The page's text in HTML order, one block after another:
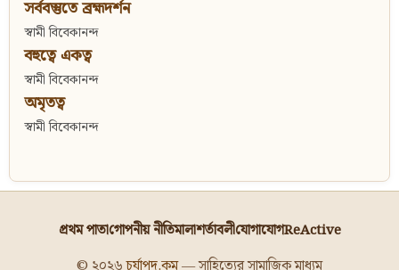
সর্ববস্তুতে ব্রহ্মদর্শন
স্বামী বিবেকানন্দ
বহুত্বে একত্ব
স্বামী বিবেকানন্দ
অমৃতত্ব
স্বামী বিবেকানন্দ
প্রথম পাতাগোপনীয় নীতিমালাশর্তাবলীযোগাযোগReActive